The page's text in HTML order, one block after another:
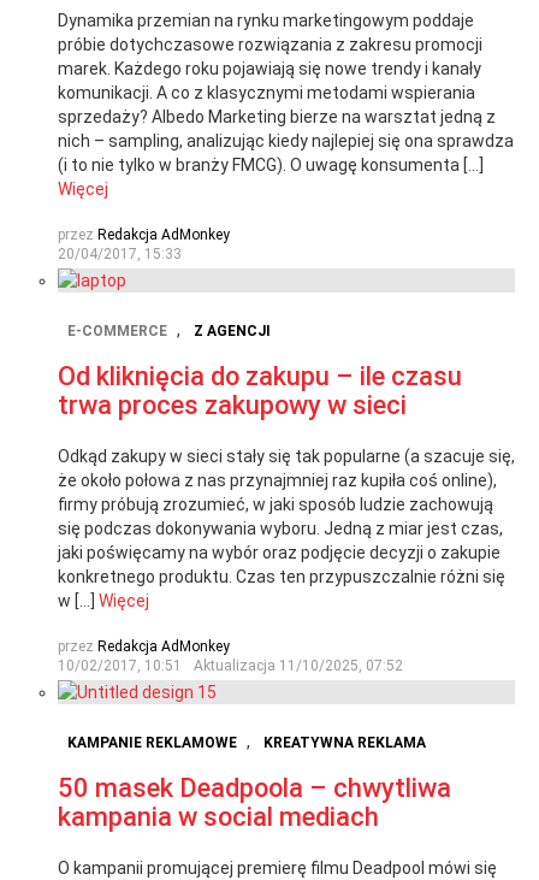
Dynamika przemian na rynku marketingowym poddaje
próbie dotychczasowe rozwiązania z zakresu promocji
marek. Każdego roku pojawiają się nowe trendy i kanały
komunikacji. A co z klasycznymi metodami wspierania
sprzedaży? Albedo Marketing bierze na warsztat jedną z
nich – sampling, analizując kiedy najlepiej się ona sprawdza
(i to nie tylko w branży FMCG). O uwagę konsumenta […]
Więcej
przez Redakcja AdMonkey
20/04/2017, 15:33
E-COMMERCE , Z AGENCJI
Od kliknięcia do zakupu – ile czasu
trwa proces zakupowy w sieci
Odkąd zakupy w sieci stały się tak popularne (a szacuje się,
że około połowa z nas przynajmniej raz kupiła coś online),
firmy próbują zrozumieć, w jaki sposób ludzie zachowują
się podczas dokonywania wyboru. Jedną z miar jest czas,
jaki poświęcamy na wybór oraz podjęcie decyzji o zakupie
konkretnego produktu. Czas ten przypuszczalnie różni się
w […] Więcej
przez Redakcja AdMonkey
10/02/2017, 10:51
Aktualizacja 11/10/2025, 07:52
KAMPANIE REKLAMOWE , KREATYWNA REKLAMA
50 masek Deadpoola – chwytliwa
kampania w social mediach
O kampanii promującej premierę filmu Deadpool mówi się